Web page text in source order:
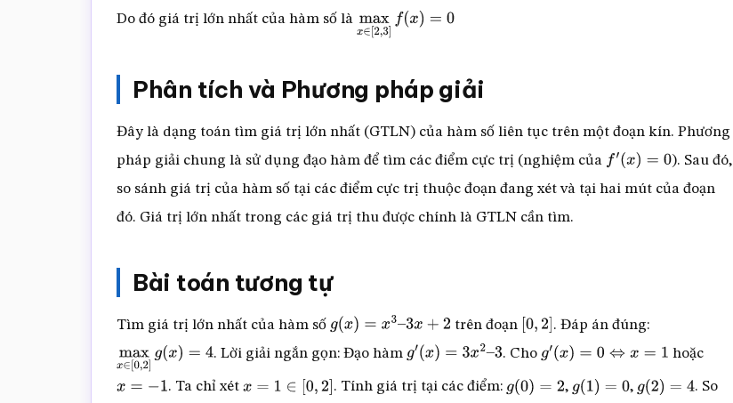
Do đó giá trị lớn nhất của hàm số là maxx ∈[2,3 ]f( x)
Phân tích và Phương pháp giải
Đây là dạng toán tìm giá trị lớn nhất (GTLN) của hàm số liên tục trên một đoạn kín. Phương
pháp giải chung là sử dụng đạo hàm để tìm các điểm cực trị (nghiệm của f′ x)= 0
). Sau đó,
so sánh giá trị của hàm số tại các điểm cực trị thuộc đoạn đang xét và tại hai mút của đoạn
đó. Giá trị lớn nhất trong các giá trị thu được chính là GTLN cần tìm.
Bài toán tương tự
Tìm giá trị lớn nhất của hàm số g(x)= – +2 trên đoạn [0, 2] . Đáp án đúng:
maxx ∈[0, (x )=4
. Lời giải ngắn gọn: Đạo hàm g ′(x)= x2–3 . Cho g ′(x)=0⇔ x= 1 hoặc
x= . Ta chỉ xét x= ∈[ 0, 2] . Tính giá trị tại các điểm: g(0)= , g(1)= , g(2)=
. So